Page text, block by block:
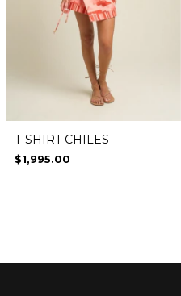
T-SHIRT CHILES
$1,995.00